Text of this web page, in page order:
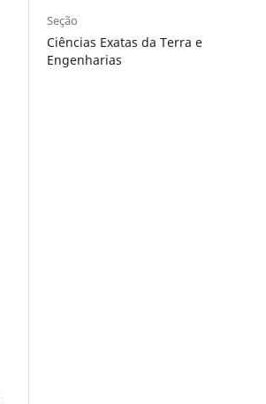
Seção
Ciências Exatas da Terra e
Engenharias